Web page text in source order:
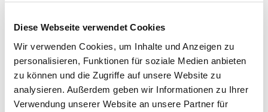
Diese Webseite verwendet Cookies
Wir verwenden Cookies, um Inhalte und Anzeigen zu
personalisieren, Funktionen für soziale Medien anbieten
zu können und die Zugriffe auf unsere Website zu
analysieren. Außerdem geben wir Informationen zu Ihrer
Verwendung unserer Website an unsere Partner für